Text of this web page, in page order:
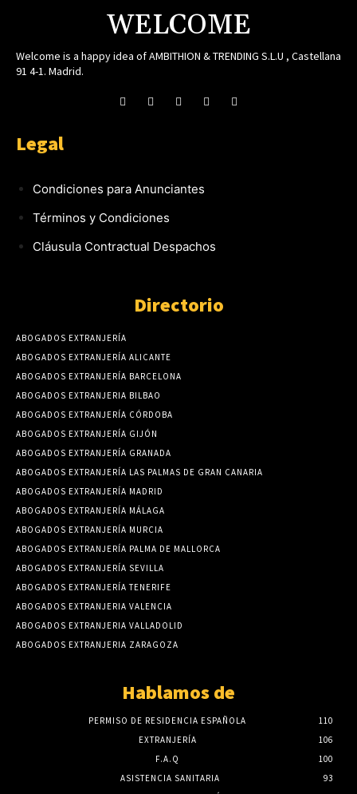
WELCOME
Welcome is a happy idea of AMBITHION & TRENDING S.L.U , Castellana
91 4-1. Madrid.
Legal
Condiciones para Anunciantes
Términos y Condiciones
Cláusula Contractual Despachos
Directorio
ABOGADOS EXTRANJERÍA
ABOGADOS EXTRANJERÍA ALICANTE
ABOGADOS EXTRANJERÍA BARCELONA
ABOGADOS EXTRANJERIA BILBAO
ABOGADOS EXTRANJERÍA CÓRDOBA
ABOGADOS EXTRANJERÍA GIJÓN
ABOGADOS EXTRANJERÍA GRANADA
ABOGADOS EXTRANJERÍA LAS PALMAS DE GRAN CANARIA
ABOGADOS EXTRANJERÍA MADRID
ABOGADOS EXTRANJERÍA MÁLAGA
ABOGADOS EXTRANJERÍA MURCIA
ABOGADOS EXTRANJERÍA PALMA DE MALLORCA
ABOGADOS EXTRANJERÍA SEVILLA
ABOGADOS EXTRANJERÍA TENERIFE
ABOGADOS EXTRANJERIA VALENCIA
ABOGADOS EXTRANJERIA VALLADOLID
ABOGADOS EXTRANJERIA ZARAGOZA
Hablamos de
PERMISO DE RESIDENCIA ESPAÑOLA
110
EXTRANJERÍA
106
F.A.Q
100
ASISTENCIA SANITARIA
93